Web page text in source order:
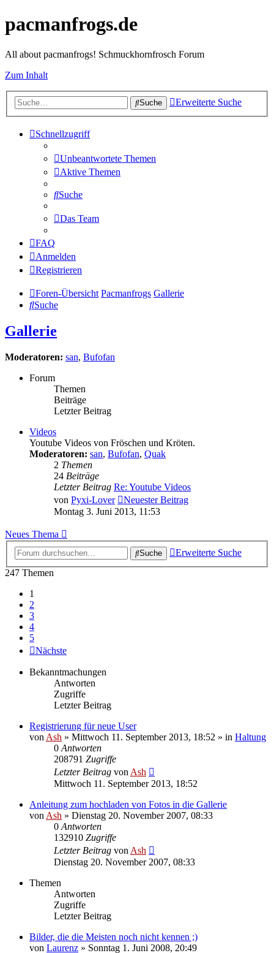
pacmanfrogs.de
All about pacmanfrogs! Schmuckhornfrosch Forum
Zum Inhalt
Suche Erweiterte Suche
Schnellzugriff
Unbeantwortete Themen
Aktive Themen
Suche
Das Team
FAQ
Anmelden
Registrieren
Foren-Übersicht Pacmanfrogs Gallerie
Suche
Gallerie
Moderatoren: san, Bufofan
Forum
Themen
Beiträge
Letzter Beitrag
Videos
Youtube Videos von Fröschen und Kröten.
Moderatoren: san, Bufofan, Quak
2 Themen
24 Beiträge
Letzter Beitrag Re: Youtube Videos
von Pyxi-Lover
Neuester Beitrag
Montag 3. Juni 2013, 11:53
Neues Thema
Suche
Erweiterte Suche
247 Themen
1
2
3
4
5
Nächste
Bekanntmachungen
Antworten
Zugriffe
Letzter Beitrag
Registrierung für neue User
von Ash » Mittwoch 11. September 2013, 18:52 » in Haltung
0 Antworten
208791 Zugriffe
Letzter Beitrag von Ash
Mittwoch 11. September 2013, 18:52
Anleitung zum hochladen von Fotos in die Gallerie
von Ash » Dienstag 20. November 2007, 08:33
0 Antworten
132910 Zugriffe
Letzter Beitrag von Ash
Dienstag 20. November 2007, 08:33
Themen
Antworten
Zugriffe
Letzter Beitrag
Bilder, die die Meisten noch nicht kennen ;)
von Laurenz » Sonntag 1. Juni 2008, 20:49